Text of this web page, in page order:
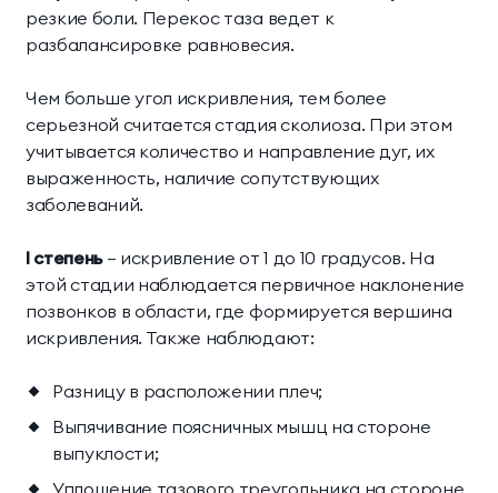
резкие боли. Перекос таза ведет к
разбалансировке равновесия.
Чем больше угол искривления, тем более
серьезной считается стадия сколиоза. При этом
учитывается количество и направление дуг, их
выраженность, наличие сопутствующих
заболеваний.
I степень— искривление от 1 до 10 градусов. На
этой стадии наблюдается первичное наклонение
позвонков в области, где формируется вершина
искривления. Также наблюдают:
Разницу в расположении плеч;
Выпячивание поясничных мышц на стороне
выпуклости;
Уплощение тазового треугольника на стороне